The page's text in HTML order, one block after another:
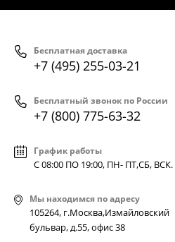
Бесплатная доставка
+7 (495) 255-03-21
Бесплатный звонок по России
+7 (800) 775-63-32
График работы
С 08:00 ПО 19:00, ПН- ПТ,СБ, ВСК.
Мы находимся по адресу
105264, г.Москва,Измайловский
бульвар, д.55, офис 38